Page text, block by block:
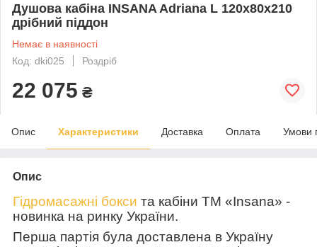
Душова кабіна INSANA Adriana L 120х80х210
дрібний піддон
Немає в наявності
Код: dki025
Роздріб
22 075 ₴
Опис Характеристики Доставка Оплата Умови
Опис
Гідромасажні бокси та кабіни ТМ «Insana» -
новинка на ринку України.
Перша партія була доставлена в Україну